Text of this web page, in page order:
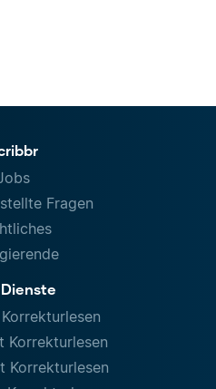
Fragen
Korrekturlesen
Korrekturlesen